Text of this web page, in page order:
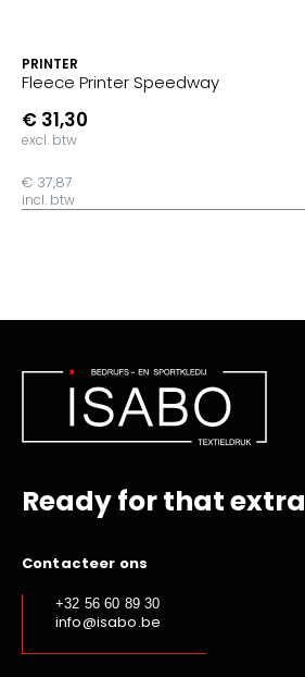
PRINTER
Fleece Printer Speedway
€ 31,30
excl. btw
€ 37,87
incl. btw
Ready for that extra
Contacteer ons
+32 56 60 89 30
info@isabo.be